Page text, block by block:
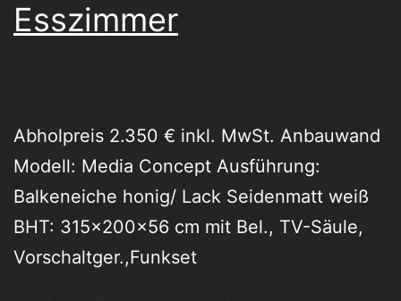
Esszimmer
Abholpreis 2.350 € inkl. MwSt. Anbauwand
Modell: Media Concept Ausführung:
Balkeneiche honig/ Lack Seidenmatt weiß
BHT: 315x200x56 cm mit Bel., TV-Säule,
Vorschaltger.,Funkset